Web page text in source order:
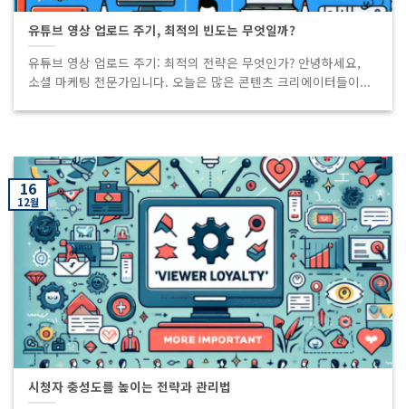
유튜브 영상 업로드 주기, 최적의 빈도는 무엇일까?
유튜브 영상 업로드 주기: 최적의 전략은 무엇인가? 안녕하세요,
소셜 마케팅 전문가입니다. 오늘은 많은 콘텐츠 크리에이터들이...
시청자 충성도를 높이는 전략과 관리법
16
12월